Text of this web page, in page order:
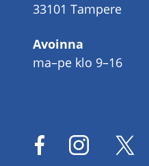
33101 Tampere
Avoinna
ma–pe klo 9–16